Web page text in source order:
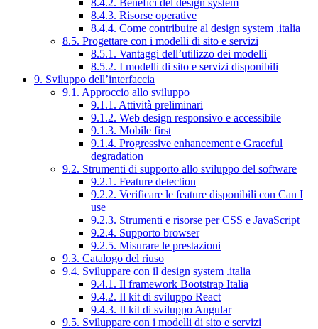
8.4.2. Benefici del design system
8.4.3. Risorse operative
8.4.4. Come contribuire al design system .italia
8.5. Progettare con i modelli di sito e servizi
8.5.1. Vantaggi dell’utilizzo dei modelli
8.5.2. I modelli di sito e servizi disponibili
9. Sviluppo dell’interfaccia
9.1. Approccio allo sviluppo
9.1.1. Attività preliminari
9.1.2. Web design responsivo e accessibile
9.1.3. Mobile first
9.1.4. Progressive enhancement e Graceful
degradation
9.2. Strumenti di supporto allo sviluppo del software
9.2.1. Feature detection
9.2.2. Verificare le feature disponibili con Can I
use
9.2.3. Strumenti e risorse per CSS e JavaScript
9.2.4. Supporto browser
9.2.5. Misurare le prestazioni
9.3. Catalogo del riuso
9.4. Sviluppare con il design system .italia
9.4.1. Il framework Bootstrap Italia
9.4.2. Il kit di sviluppo React
9.4.3. Il kit di sviluppo Angular
9.5. Sviluppare con i modelli di sito e servizi